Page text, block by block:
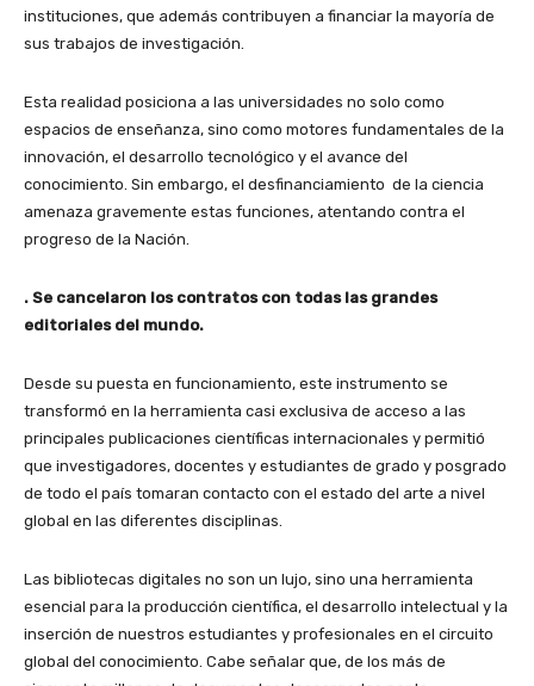
instituciones, que además contribuyen a financiar la mayoría de
sus trabajos de investigación.
Esta realidad posiciona a las universidades no solo como
espacios de enseñanza, sino como motores fundamentales de la
innovación, el desarrollo tecnológico y el avance del
conocimiento. Sin embargo, el desfinanciamiento de la ciencia
amenaza gravemente estas funciones, atentando contra el
progreso de la Nación.
. Se cancelaron los contratos con todas las grandes
editoriales del mundo.
Desde su puesta en funcionamiento, este instrumento se
transformó en la herramienta casi exclusiva de acceso a las
principales publicaciones científicas internacionales y permitió
que investigadores, docentes y estudiantes de grado y posgrado
de todo el país tomaran contacto con el estado del arte a nivel
global en las diferentes disciplinas.
Las bibliotecas digitales no son un lujo, sino una herramienta
esencial para la producción científica, el desarrollo intelectual y la
inserción de nuestros estudiantes y profesionales en el circuito
global del conocimiento. Cabe señalar que, de los más de